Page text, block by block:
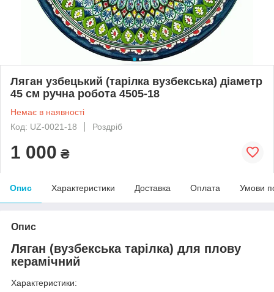
Ляган узбецький (тарілка вузбекська) діаметр
45 см ручна робота 4505-18
Немає в наявності
Код: UZ-0021-18
Роздріб
1 000 ₴
Опис Характеристики Доставка Оплата Умови
Опис
Ляган (вузбекська тарілка) для плову
керамічний
Характеристики: